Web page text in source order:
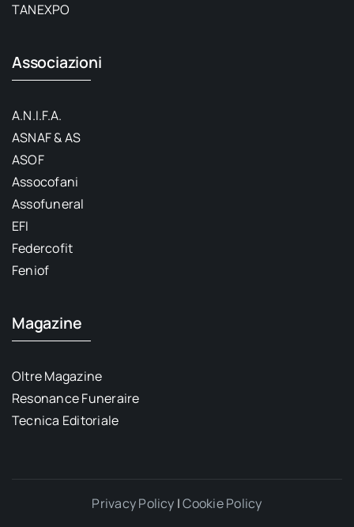
TANEXPO
Associazioni
A.N.I.F.A.
ASNAF & AS
ASOF
Assocofani
Assofuneral
EFI
Federcofit
Feniof
Magazine
Oltre Magazine
Resonance Funeraire
Tecnica Editoriale
Privacy Policy |Cookie Policy